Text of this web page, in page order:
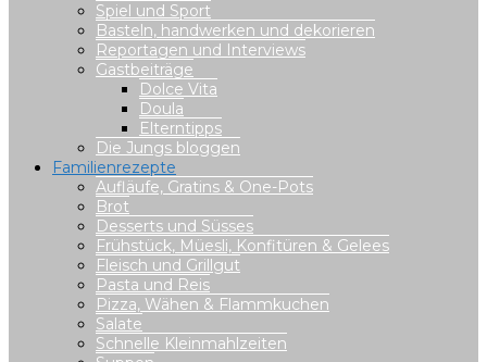
Spiel und Sport
Basteln, handwerken und dekorieren
Reportagen und Interviews
Gastbeiträge
Dolce Vita
Doula
Elterntipps
Die Jungs bloggen
Familienrezepte
Aufläufe, Gratins & One-Pots
Brot
Desserts und Süsses
Frühstück, Müesli, Konfitüren & Gelees
Fleisch und Grillgut
Pasta und Reis
Pizza, Wähen & Flammkuchen
Salate
Schnelle Kleinmahlzeiten